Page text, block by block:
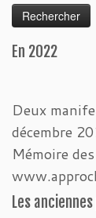
En 2022
Deux
décembre
Mémoire
Les